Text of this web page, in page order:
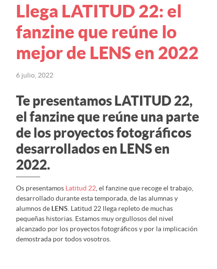
Llega LATITUD 22: el
fanzine que reúne lo
mejor de LENS en 2022
6 julio, 2022
Te presentamos LATITUD 22,
el fanzine que reúne una parte
de los proyectos fotográficos
desarrollados en LENS en
2022.
Os presentamos Latitud 22, el fanzine que recoge el trabajo,
desarrollado durante esta temporada, de las alumnas y
alumnos de LENS . Latitud 22 llega repleto de muchas
pequeñas historias. Estamos muy orgullosos del nivel
alcanzado por los proyectos fotográficos y por la implicación
demostrada por todos vosotros.